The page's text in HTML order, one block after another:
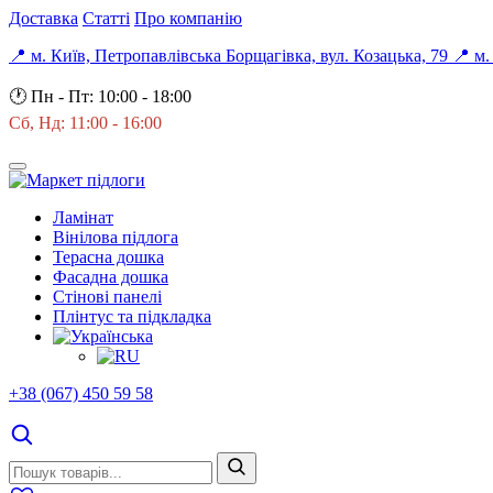
Доставка Статті Про компанію
📍 м. Київ, Петропавлівська Борщагівка, вул. Козацька, 79 📍 м.
🕐 Пн - Пт: 10:00 - 18:00
Сб, Нд: 11:00 - 16:00
Ламінат
Вінілова підлога
Терасна дошка
Фасадна дошка
Стінові панелі
Плінтус та підкладка
+38 (067) 450 59 58